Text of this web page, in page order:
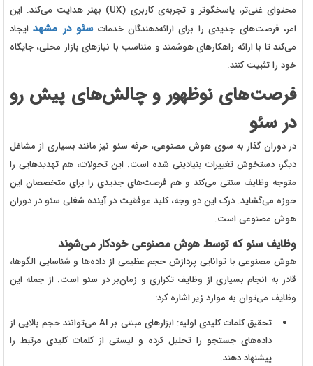
محتوای غنی‌تر، پاسخگوتر و تجربه‌ی کاربری (UX) بهتر هدایت می‌کند. این
امر، فرصت‌های جدیدی را برای ارائه‌دهندگان خدماتسئو در مشهدایجاد
می‌کند تا با ارائه راهکارهای هوشمند و متناسب با نیازهای بازار محلی، جایگاه
خود را تثبیت کنند.
فرصت‌های نوظهور و چالش‌های پیش رو
در سئو
در دوران گذار به سوی هوش مصنوعی، حرفه سئو نیز مانند بسیاری از مشاغل
دیگر، دستخوش تغییرات بنیادینی شده است. این تحولات، هم تهدیدهایی را
متوجه وظایف سنتی می‌کند و هم فرصت‌های جدیدی را برای متخصصان این
حوزه می‌گشاید. درک این دو وجه، کلید موفقیت در آینده شغلی سئو در دوران
هوش مصنوعی است.
وظایف سئو که توسط هوش مصنوعی خودکار می‌شوند
هوش مصنوعی با توانایی پردازش حجم عظیمی از داده‌ها و شناسایی الگوها،
قادر به انجام بسیاری از وظایف تکراری و زمان‌بر در سئو است. از جمله این
وظایف می‌توان به موارد زیر اشاره کرد:
تحقیق کلمات کلیدی اولیه: ابزارهای مبتنی بر AI می‌توانند حجم بالایی از
داده‌های جستجو را تحلیل کرده و لیستی از کلمات کلیدی مرتبط را
پیشنهاد دهند.